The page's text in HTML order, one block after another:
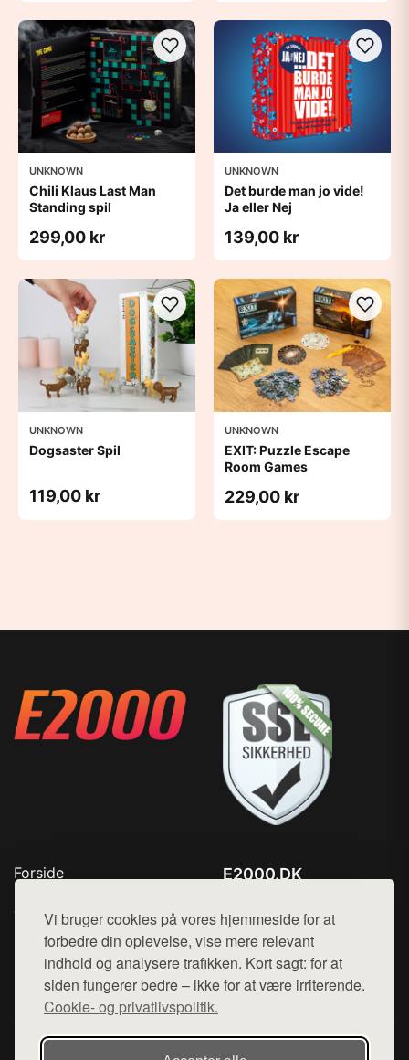
Vi bruger cookies på vores hjemmeside for at
forbedre din oplevelse, vise mere relevant
indhold og analysere trafikken. Kort sagt: for at
siden fungerer bedre – ikke for at være irriterende.
Cookie- og privatlivspolitik.
UNKNOWN
Chili Klaus Last Man
Standing spil
299,00 kr
UNKNOWN
Det burde man jo vide!
Ja eller Nej
139,00 kr
UNKNOWN
Dogsaster Spil
119,00 kr
UNKNOWN
EXIT: Puzzle Escape
Room Games
229,00 kr
Forside
Top Rabatter
Kontakt
E2000.DK
Mail: hej@want.dk
Cookie- og privatlivspolitik